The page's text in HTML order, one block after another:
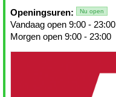
Openingsuren: Nu open
Vandaag open 9:00 - 23:00
Morgen open 9:00 - 23:00